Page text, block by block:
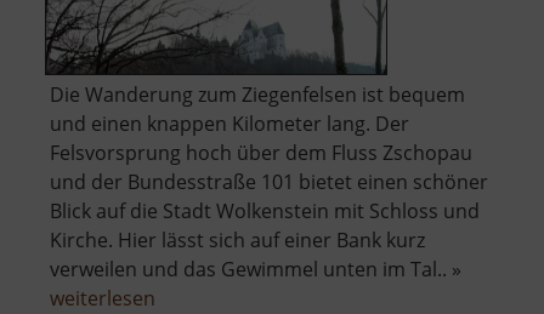
Die Wanderung zum Ziegenfelsen ist bequem
und einen knappen Kilometer lang. Der
Felsvorsprung hoch über dem Fluss Zschopau
und der Bundesstraße 101 bietet einen schöner
Blick auf die Stadt Wolkenstein mit Schloss und
Kirche. Hier lässt sich auf einer Bank kurz
verweilen und das Gewimmel unten im Tal.. »
weiterlesen